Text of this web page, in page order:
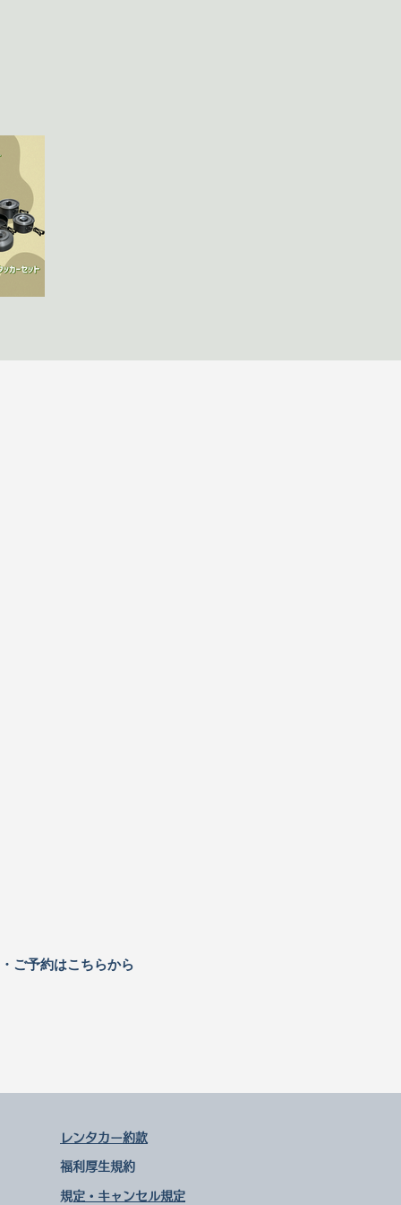
ご予約はこちらから
レンタカー約款
福利厚生規約
​規定・キャンセル規定